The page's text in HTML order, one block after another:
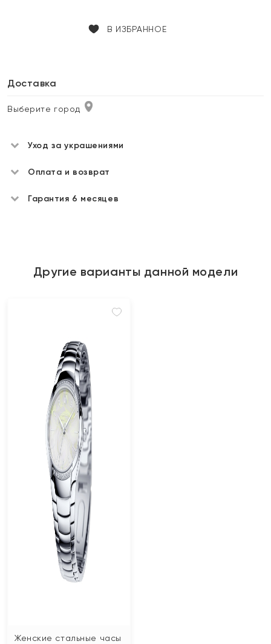
В ИЗБРАННОЕ
Доставка
Выберите город
Уход за украшениями
Оплата и возврат
Гарантия 6 месяцев
Другие варианты данной модели
Женские стальные часы